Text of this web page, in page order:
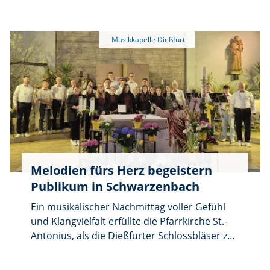
Musikrichtung in das Festzelt.
Musikkapelle Dießfurt
Melodien fürs Herz begeistern
Publikum in Schwarzenbach
Ein musikalischer Nachmittag voller Gefühl
und Klangvielfalt erfüllte die Pfarrkirche St.-
Antonius, als die Dießfurter Schlossbläser zu